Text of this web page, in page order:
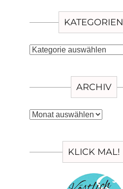
KATEGORIEN
Kategorien
ARCHIV
Archiv
KLICK MAL!